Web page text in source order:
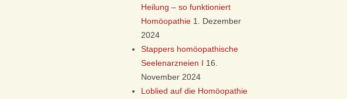
Heilung – so funktioniert
Homöopathie 1. Dezember
2024
Stappers homöopathische
Seelenarzneien I 16.
November 2024
Loblied auf die Homöopathie